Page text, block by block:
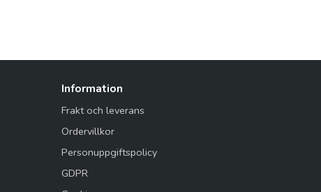
Information
Frakt och leverans
Ordervillkor
Personuppgiftspolicy
GDPR